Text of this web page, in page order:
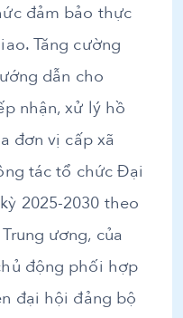
đảm bảo thực
Tăng cường
dẫn cho
nhận, xử lý hồ
đơn vị cấp xã
tác tổ chức Đại
2025-2030 theo
ương, của
động phối hợp
đại hội đảng bộ